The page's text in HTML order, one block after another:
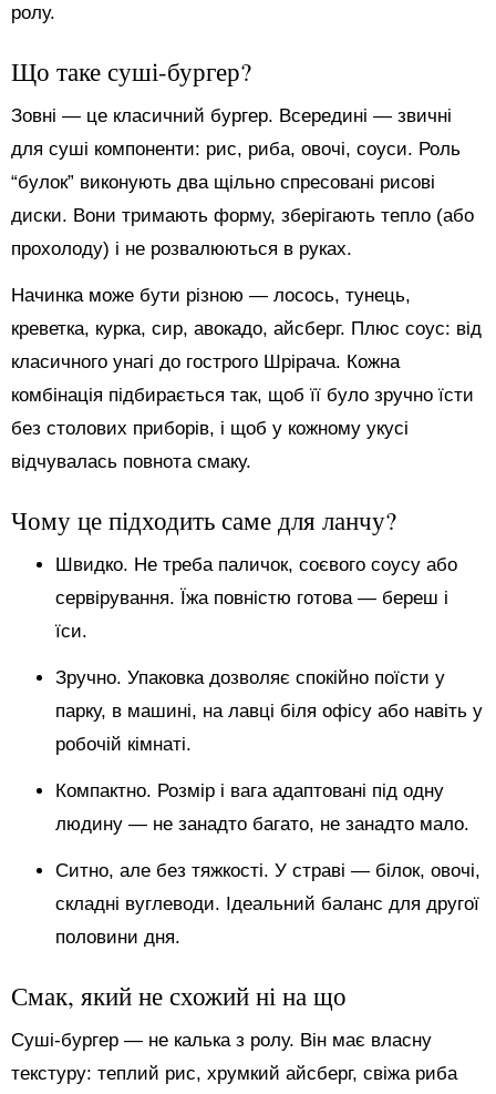
ролу.
Що таке суші-бургер?
Зовні — це класичний бургер. Всередині — звичні
для суші компоненти: рис, риба, овочі, соуси. Роль
“булок” виконують два щільно спресовані рисові
диски. Вони тримають форму, зберігають тепло (або
прохолоду) і не розвалюються в руках.
Начинка може бути різною — лосось, тунець,
креветка, курка, сир, авокадо, айсберг. Плюс соус: від
класичного унагі до гострого Шрірача. Кожна
комбінація підбирається так, щоб її було зручно їсти
без столових приборів, і щоб у кожному укусі
відчувалась повнота смаку.
Чому це підходить саме для ланчу?
Швидко. Не треба паличок, соєвого соусу або
сервірування. Їжа повністю готова — береш і
їси.
Зручно. Упаковка дозволяє спокійно поїсти у
парку, в машині, на лавці біля офісу або навіть у
робочій кімнаті.
Компактно. Розмір і вага адаптовані під одну
людину — не занадто багато, не занадто мало.
Ситно, але без тяжкості. У страві — білок, овочі,
складні вуглеводи. Ідеальний баланс для другої
половини дня.
Смак, який не схожий ні на що
Суші-бургер — не калька з ролу. Він має власну
текстуру: теплий рис, хрумкий айсберг, свіжа риба